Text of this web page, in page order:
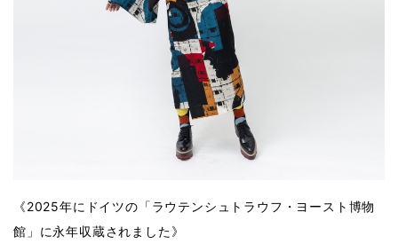
《2025年にドイツの「ラウテンシュトラウフ・ヨースト博物
館」に永年収蔵されました》